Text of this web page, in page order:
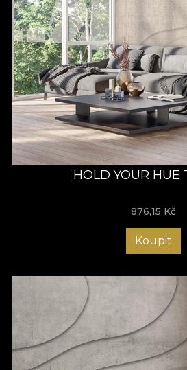
HOLD YOUR HUE
876,15 Kč
Koupit